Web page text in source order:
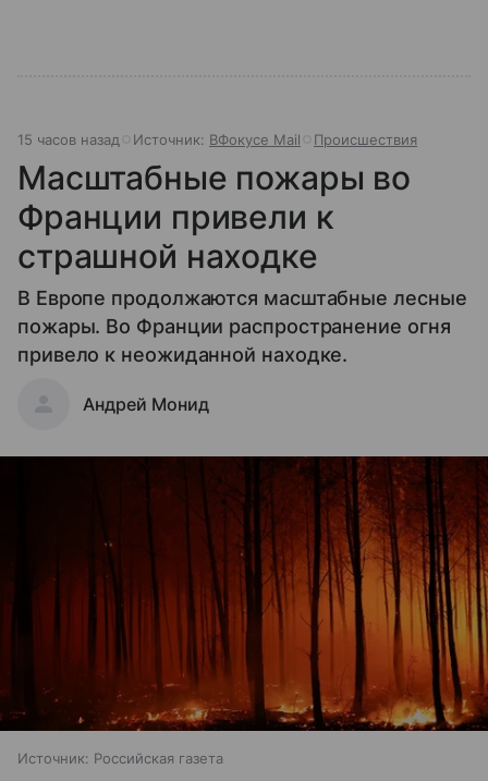
15 часов назад Источник: ВФокусе Mail Происшествия
Масштабные пожары во
Франции привели к
страшной находке
В Европе продолжаются масштабные лесные
пожары. Во Франции распространение огня
привело к неожиданной находке.
Андрей Монид
Источник: Российская газета